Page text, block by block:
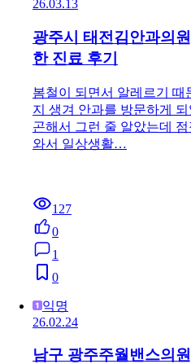
26.03.13
광주시 태전김안과의
한 진료 후기
봄철이 되면서 알레르기
지 생겨 안과를 방문하게
곤해서 그런 줄 알았는데
와서 일상생활…
127
0
1
0
익명
26.02.24
남구 광주주월밴스의